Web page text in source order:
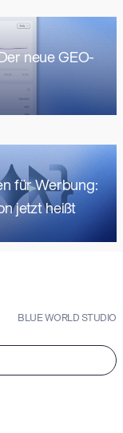
neue GEO-
für Werbung:
jetzt heißt
BLUE WORLD STUDIO